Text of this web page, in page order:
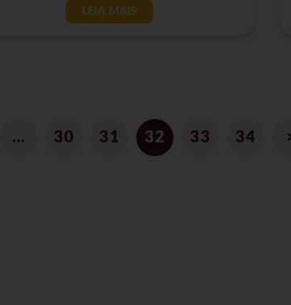
LEIA MAIS
… 30 31 32 33 34